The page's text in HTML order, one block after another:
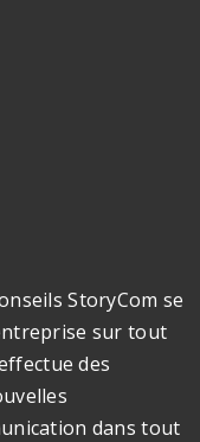
StoryCom se
sur tout
des
dans tout